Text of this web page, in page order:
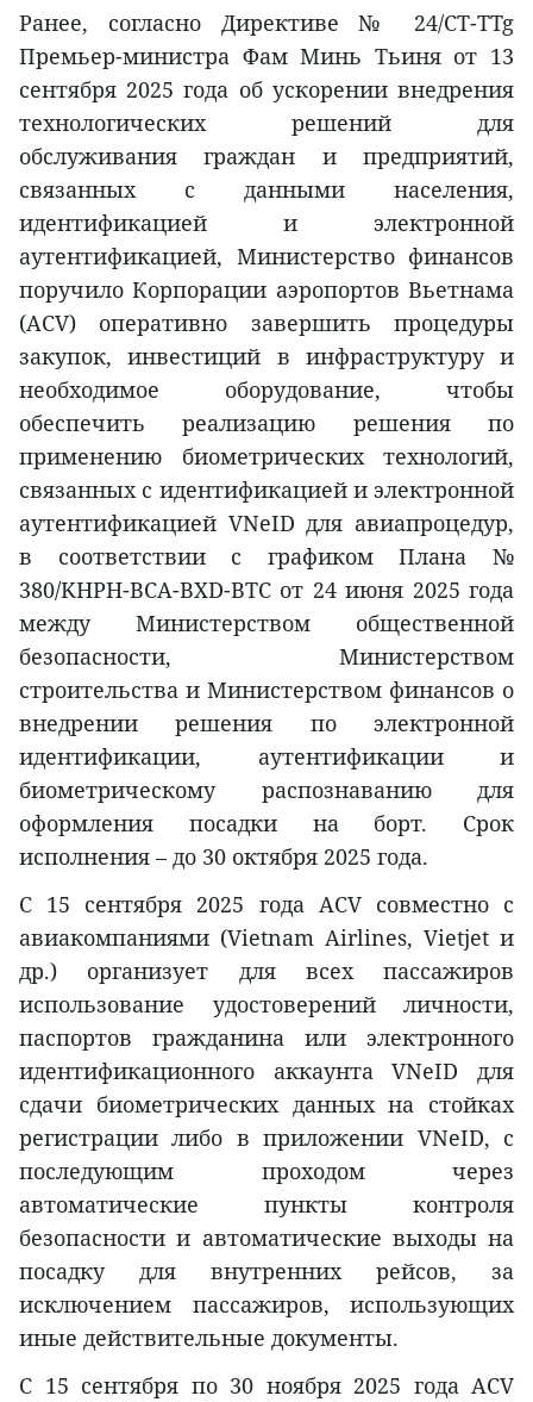
Ранее, согласно Директиве № 24/CT-TTg
Премьер-министра Фам Минь Тьиня от 13
сентября 2025 года об ускорении внедрения
технологических решений для
обслуживания граждан и предприятий,
связанных с данными населения,
идентификацией и электронной
аутентификацией, Министерство финансов
поручило Корпорации аэропортов Вьетнама
(ACV) оперативно завершить процедуры
закупок, инвестиций в инфраструктуру и
необходимое оборудование, чтобы
обеспечить реализацию решения по
применению биометрических технологий,
связанных с идентификацией и электронной
аутентификацией VNeID для авиапроцедур,
в соответствии с графиком Плана №
380/KHPH-BCA-BXD-BTC от 24 июня 2025 года
между Министерством общественной
безопасности, Министерством
строительства и Министерством финансов о
внедрении решения по электронной
идентификации, аутентификации и
биометрическому распознаванию для
оформления посадки на борт. Срок
исполнения – до 30 октября 2025 года.
С 15 сентября 2025 года ACV совместно с
авиакомпаниями (Vietnam Airlines, Vietjet и
др.) организует для всех пассажиров
использование удостоверений личности,
паспортов гражданина или электронного
идентификационного аккаунта VNeID для
сдачи биометрических данных на стойках
регистрации либо в приложении VNeID, с
последующим проходом через
автоматические пункты контроля
безопасности и автоматические выходы на
посадку для внутренних рейсов, за
исключением пассажиров, использующих
иные действительные документы.
С 15 сентября по 30 ноября 2025 года ACV